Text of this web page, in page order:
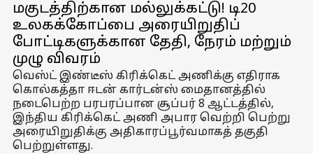
மகுடத்திற்கான மல்லுக்கட்டு! டி20
உலகக்கோப்பை அரையிறுதிப்
போட்டிகளுக்கான தேதி, நேரம் மற்றும்
முழு விவரம்
வெஸ்ட் இண்டீஸ் கிரிக்கெட் அணிக்கு எதிராக
கொல்கத்தா ஈடன் கார்டன்ஸ் மைதானத்தில்
நடைபெற்ற பரபரப்பான சூப்பர் 8 ஆட்டத்தில்,
இந்திய கிரிக்கெட் அணி அபார வெற்றி பெற்று
அரையிறுதிக்கு அதிகாரப்பூர்வமாகத் தகுதி
பெற்றுள்ளது.